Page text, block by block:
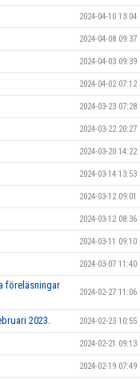
2024-04-10 13:04
2024-04-08 09:37
2024-04-03 09:39
2024-04-02 07:12
2024-03-23 07:28
2024-03-22 20:27
2024-03-20 14:22
2024-03-14 13:53
2024-03-12 09:01
2024-03-12 08:36
2024-03-11 09:10
2024-03-07 11:40
föreläsningar
2024-02-27 11:06
2023. 2024-02-23 10:55
2024-02-21 09:13
2024-02-19 07:49